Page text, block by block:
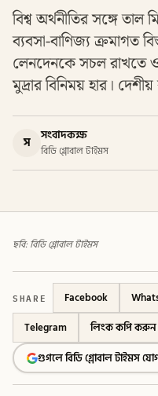
বিশ্ব অর্থনীতির সঙ্গে তাল
ব্যবসা-বাণিজ্য ক্রমাগত
লেনদেনকে সচল রাখতে
মুদ্রার বিনিময় হার।
স সংবাদকক্ষ
বিডি গ্লোবাল টাইমস
ছবি: বিডি গ্লোবাল টাইমস
SHARE Facebook
Telegram
লিংক কপি করুন
গুগলে বিডি গ্লোবাল টাইমস